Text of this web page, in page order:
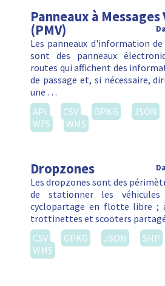
Panneaux à Messages
(PMV)
Les panneaux d'information
sont des panneaux
routes qui affichent des
de passage et, si nécessaire,
une …
API
CSV GPKG JSON
WFS
WMS
Dropzones
Les dropzones sont des
de stationner les véhicules
cyclopartage en flotte libre ;
trottinettes et scooters
CSV
GPKG JSON SHP
WMS